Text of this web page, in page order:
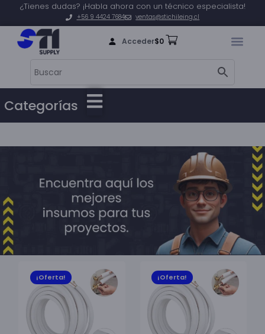
¿Tienes dudas? ¡Habla ahora con un técnico especialista!
+56 9 4424 7684 ventas@stichileing.cl
Acceder$0
Categorías
¡Oferta! ¡Oferta!